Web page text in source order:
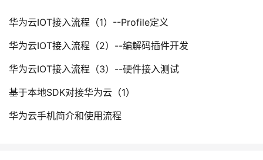
华为云IOT接入流程（1）--Profile定义
华为云IOT接入流程（2）--编解码插件开发
华为云IOT接入流程（3）--硬件接入测试
基于本地SDK对接华为云（1）
华为云手机简介和使用流程